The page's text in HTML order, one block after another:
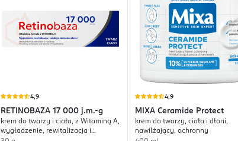
4,9
RETINOBAZA 17 000 j.m.-g
krem do twarzy i ciała, z Witaminą A,
wygładzenie, rewitalizacja i
4,9
MIXA Ceramide Protect
krem do twarzy, ciała i dłoni,
nawilżający, ochronny